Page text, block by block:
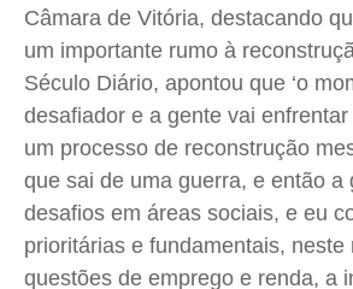
Câmara de Vitória, destacando
um importante rumo à
Século Diário, apontou que ‘o
desafiador e a gente vai
um processo de reconstrução
que sai de uma guerra, e então a
desafios em áreas sociais, e eu
prioritárias e fundamentais, neste
questões de emprego e renda, a